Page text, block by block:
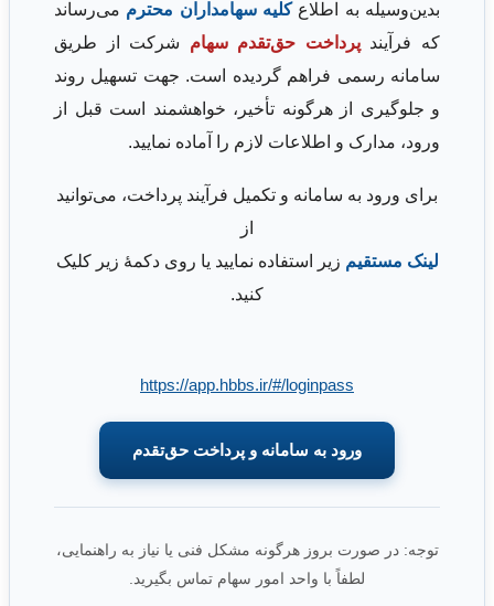
بدین‌وسیله به اطلاعکلیه سهامداران محترم می‌رساند
که فرآیندپرداخت حق‌تقدم سهام شرکت از طریق
سامانه رسمی فراهم گردیده است. جهت تسهیل روند
و جلوگیری از هرگونه تأخیر، خواهشمند است قبل از
ورود، مدارک و اطلاعات لازم را آماده نمایید.
برای ورود به سامانه و تکمیل فرآیند پرداخت، می‌توانید
از
لینک مستقیم زیر استفاده نمایید یا روی دکمهٔ زیر کلیک
کنید.
https://app.hbbs.ir/#/loginpass
ورود به سامانه و پرداخت حق‌تقدم
توجه: در صورت بروز هرگونه مشکل فنی یا نیاز به راهنمایی،
لطفاً با واحد امور سهام تماس بگیرید.